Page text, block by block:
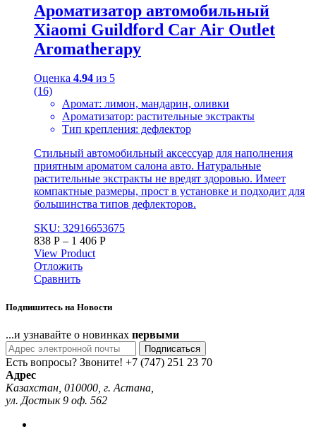
Ароматизатор автомобильный
Xiaomi Guildford Car Air Outlet
Aromatherapy
Оценка 4.94 из 5
(16)
Аромат: лимон, мандарин, оливки
Ароматизатор: растительные экстракты
Тип крепления: дефлектор
Стильный автомобильный аксессуар для наполнения
приятным ароматом салона авто. Натуральные
растительные экстракты не вредят здоровью. Имеет
компактные размеры, прост в установке и подходит для
большинства типов дефлекторов.
SKU: 32916653675
838 Р – 1 406 Р
View Product
Отложить
Сравнить
Подпишитесь на Новости
...и узнавайте о новинках первыми
Подписаться
Есть вопросы? Звоните! +7 (747) 251 23 70
Адрес
Казахстан, 010000, г. Астана,
ул. Достык 9 оф. 562